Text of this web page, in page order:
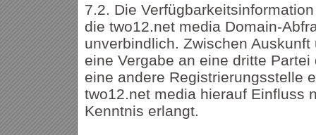
7.2. Die
die two12.net media Domain-
unverbindlich. Zwischen
eine Vergabe an eine dritte
eine andere Registrierungsstelle
two12.net media hierauf Einfluss
Kenntnis erlangt.